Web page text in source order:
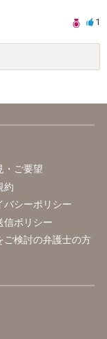
1
・ご要望
約
バシーポリシー
信ポリシー
ご検討の弁護士の方